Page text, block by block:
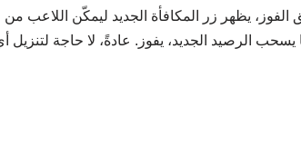
الفوز، يظهر زر المكافأة الجديد ليمكّن